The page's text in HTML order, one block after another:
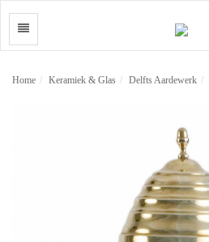
Home Keramiek & Glas Delfts Aardewerk